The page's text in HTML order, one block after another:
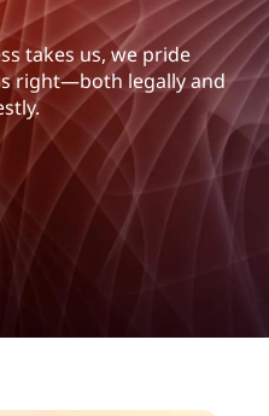
takes us, we pride
right—both legally and